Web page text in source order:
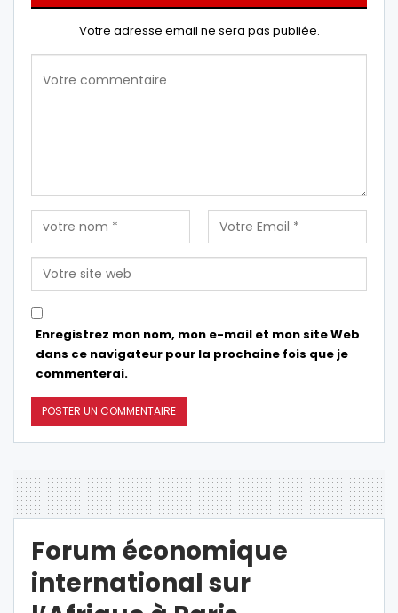
Votre adresse email ne sera pas publiée.
Enregistrez mon nom, mon e-mail et mon site Web
dans ce navigateur pour la prochaine fois que je
commenterai.
Forum économique
international sur